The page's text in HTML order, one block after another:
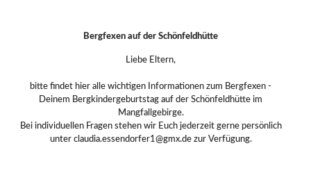
Bergfexen auf der Schönfeldhütte
Liebe Eltern,
bitte findet hier alle wichtigen Informationen zum Bergfexen -
Deinem Bergkindergeburtstag auf der Schönfeldhütte im
Mangfallgebirge.
Bei individuellen Fragen stehen wir Euch jederzeit gerne persönlich
unter claudia.essendorfer1@gmx.de zur Verfügung.